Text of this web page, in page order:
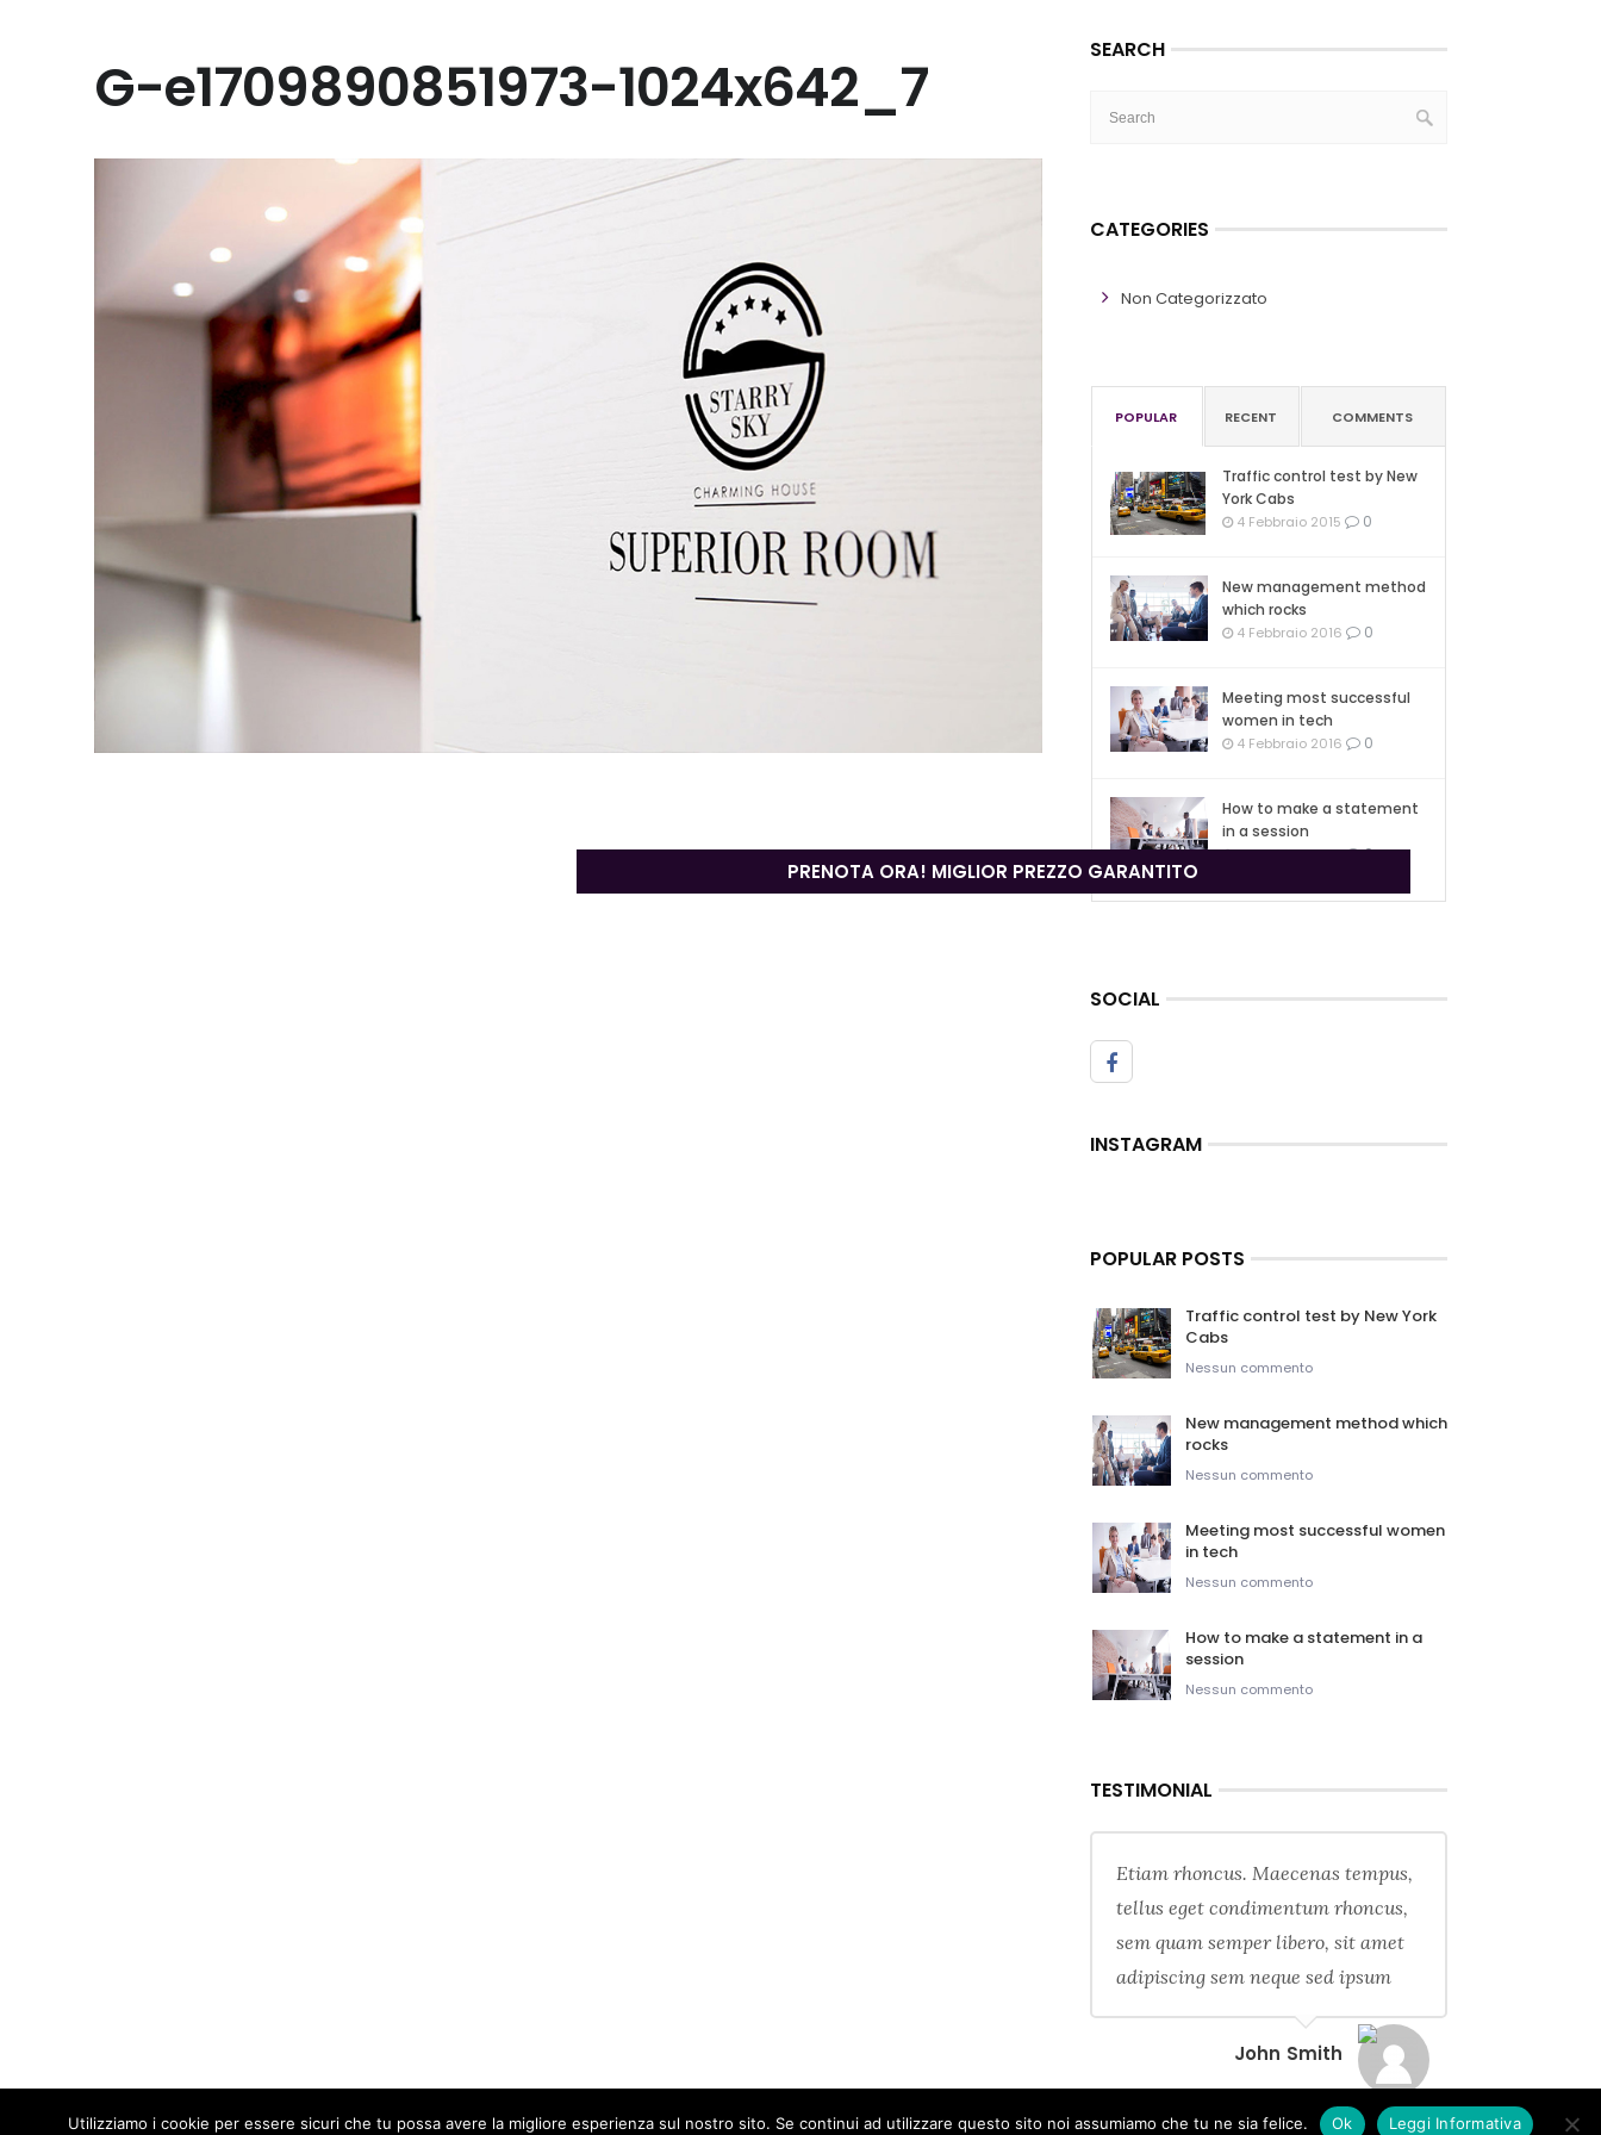
PRENOTA ORA! MIGLIOR PREZZO GARANTITO
G-e1709890851973-1024x642_7
SEARCH
CATEGORIES
Non Categorizzato
POPULAR RECENT COMMENTS
Traffic control test by New
York Cabs
4 Febbraio 2015 0
New management method
which rocks
4 Febbraio 2016 0
Meeting most successful
women in tech
4 Febbraio 2016 0
How to make a statement
in a session
4 Febbraio 2016 0
SOCIAL
INSTAGRAM
POPULAR POSTS
Traffic control test by New York
Cabs
Nessun commento
New management method which
rocks
Nessun commento
Meeting most successful women
in tech
Nessun commento
How to make a statement in a
session
Nessun commento
TESTIMONIAL
Etiam rhoncus. Maecenas tempus,
tellus eget condimentum rhoncus,
sem quam semper libero, sit amet
adipiscing sem neque sed ipsum
John Smith
Utilizziamo i cookie per essere sicuri che tu possa avere la migliore esperienza sul nostro sito. Se continui ad utilizzare questo sito noi assumiamo che tu ne sia felice. Ok Leggi Informativa